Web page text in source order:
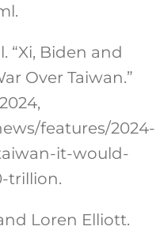
“Xi, Biden and
Over Taiwan.”
features/2024-
it-would-
trillion.
Loren Elliott.